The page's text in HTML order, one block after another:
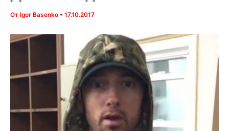
От Igor Basenko • 17.10.2017